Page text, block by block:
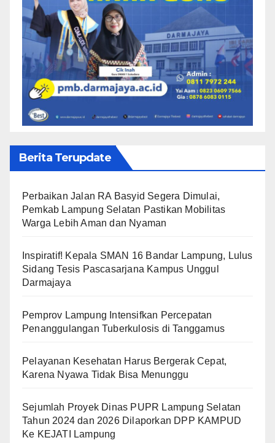
Berita Terupdate
Perbaikan Jalan RA Basyid Segera Dimulai,
Pemkab Lampung Selatan Pastikan Mobilitas
Warga Lebih Aman dan Nyaman
Inspiratif! Kepala SMAN 16 Bandar Lampung, Lulus
Sidang Tesis Pascasarjana Kampus Unggul
Darmajaya
Pemprov Lampung Intensifkan Percepatan
Penanggulangan Tuberkulosis di Tanggamus
Pelayanan Kesehatan Harus Bergerak Cepat,
Karena Nyawa Tidak Bisa Menunggu
Sejumlah Proyek Dinas PUPR Lampung Selatan
Tahun 2024 dan 2026 Dilaporkan DPP KAMPUD
Ke KEJATI Lampung